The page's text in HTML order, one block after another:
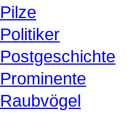
Pilze
Politiker
Postgeschichte
Prominente
Raubvögel